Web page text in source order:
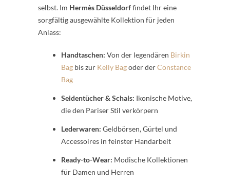
selbst. Im Hermès Düsseldorffindet Ihr eine
sorgfältig ausgewählte Kollektion für jeden
Anlass:
Handtaschen: Von der legendären Birkin
Bag bis zur Kelly Bagoder derConstance
Bag
Seidentücher & Schals: Ikonische Motive,
die den Pariser Stil verkörpern
Lederwaren: Geldbörsen, Gürtel und
Accessoires in feinster Handarbeit
Ready-to-Wear: Modische Kollektionen
für Damen und Herren